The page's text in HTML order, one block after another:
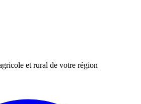
et rural de votre région